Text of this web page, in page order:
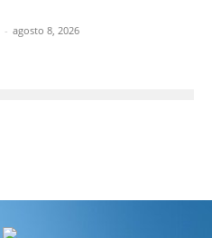
- agosto 8, 2026